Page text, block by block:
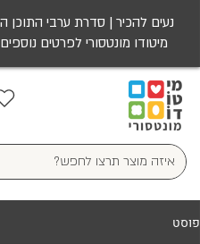
מיטודו מונטסורי לפרטים נוספים
פוסט